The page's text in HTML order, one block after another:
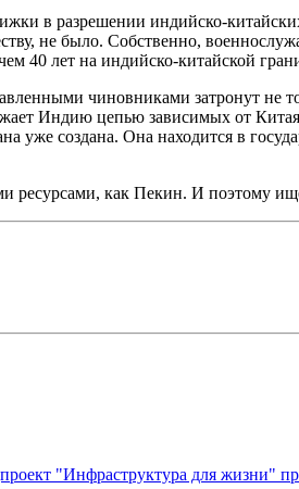
в разрешении индийско-
не было. Собственно,
40 лет на индийско-китайской
чиновниками затронут не
Индию цепью зависимых от Китая
уже создана. Она находится в
ресурсами, как Пекин. И поэтому
"Инфраструктура для жизни"